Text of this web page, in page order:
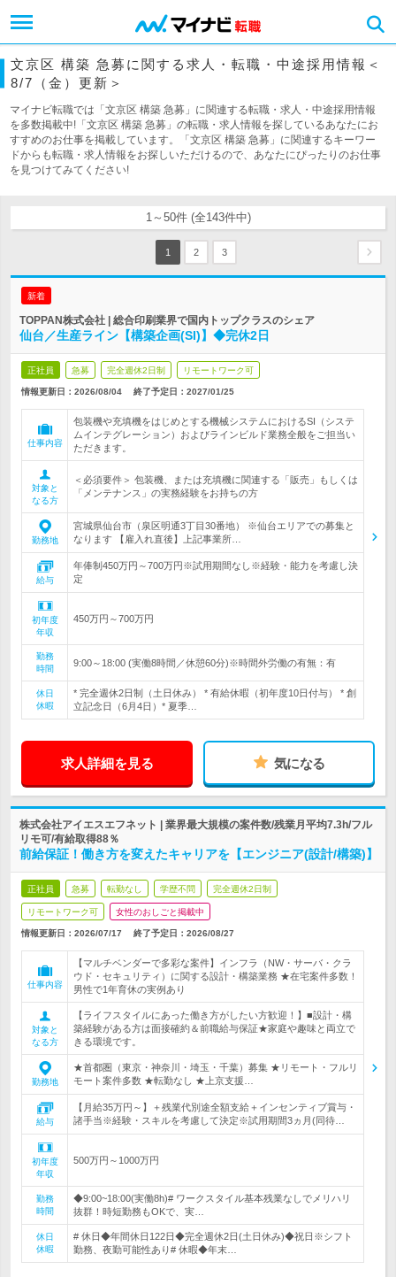
文京区 構築 急募に関する求人・転職・中途採用情報＜
8/7（金）更新＞
マイナビ転職では「文京区 構築 急募」に関連する転職・求人・中途採用情報
を多数掲載中!「文京区 構築 急募」の転職・求人情報を探しているあなたにお
すすめのお仕事を掲載しています。「文京区 構築 急募」に関連するキーワー
ドからも転職・求人情報をお探しいただけるので、あなたにぴったりのお仕事
を見つけてみてください!
1～50件 (全143件中)
1 2 3
新着
TOPPAN株式会社 | 総合印刷業界で国内トップクラスのシェア
仙台／生産ライン【構築企画(SI)】◆完休2日
正社員 急募 完全週休2日制 リモートワーク可
情報更新日：2026/08/04 終了予定日： 2027/01/25
仕事内容
包装機や充填機をはじめとする機械システムにおけるSI（システ
ムインテグレーション）およびラインビルド業務全般をご担当い
ただきます。
対象と
なる方
＜必須要件＞ 包装機、または充填機に関連する「販売」もしくは
「メンテナンス」の実務経験をお持ちの方
勤務地
宮城県仙台市（泉区明通3丁目30番地） ※仙台エリアでの募集と
なります 【雇入れ直後】上記事業所…
給与
年俸制450万円～700万円※試用期間なし※経験・能力を考慮し決
定
初年度
年収
450万円～700万円
勤務
時間
9:00～18:00 (実働8時間／休憩60分)※時間外労働の有無：有
休日
休暇
* 完全週休2日制（土日休み） * 有給休暇（初年度10日付与） * 創
立記念日（6月4日）* 夏季…
求人詳細を見る 気になる
株式会社アイエスエフネット | 業界最大規模の案件数/残業月平均7.3h/フル
リモ可/有給取得88％
前給保証！働き方を変えたキャリアを【エンジニア(設計/構築)】
正社員 急募 転勤なし 学歴不問 完全週休2日制
リモートワーク可 女性のおしごと掲載中
情報更新日：2026/07/17 終了予定日： 2026/08/27
仕事内容
【マルチベンダーで多彩な案件】インフラ（NW・サーバ・クラ
ウド・セキュリティ）に関する設計・構築業務 ★在宅案件多数！
男性で1年育休の実例あり
対象と
なる方
【ライフスタイルにあった働き方がしたい方歓迎！】■設計・構
築経験がある方は面接確約＆前職給与保証★家庭や趣味と両立で
きる環境です。
勤務地
★首都圏（東京・神奈川・埼玉・千葉）募集 ★リモート・フルリ
モート案件多数 ★転勤なし ★上京支援…
給与
【月給35万円～】＋残業代別途全額支給＋インセンティブ賞与・
諸手当※経験・スキルを考慮して決定※試用期間3ヵ月(同待…
初年度
年収
500万円～1000万円
勤務
時間
◆9:00~18:00(実働8h)# ワークスタイル基本残業なしでメリハリ
抜群！時短勤務もOKで、実…
休日
休暇
# 休日◆年間休日122日◆完全週休2日(土日休み)◆祝日※シフト
勤務、夜勤可能性あり# 休暇◆年末…